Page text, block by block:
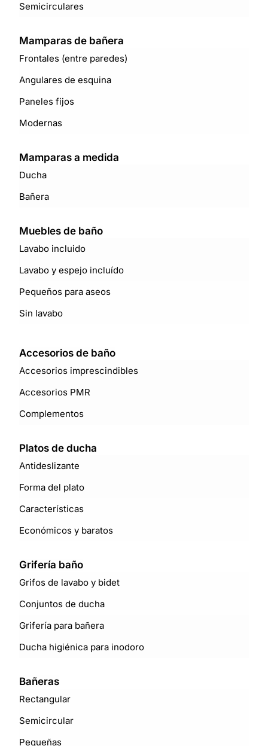
Semicirculares
Mamparas de bañera
Frontales (entre paredes)
Angulares de esquina
Paneles fijos
Modernas
Mamparas a medida
Ducha
Bañera
Muebles de baño
Lavabo incluido
Lavabo y espejo incluído
Pequeños para aseos
Sin lavabo
Accesorios de baño
Accesorios imprescindibles
Accesorios PMR
Complementos
Platos de ducha
Antideslizante
Forma del plato
Características
Económicos y baratos
Grifería baño
Grifos de lavabo y bidet
Conjuntos de ducha
Grifería para bañera
Ducha higiénica para inodoro
Bañeras
Rectangular
Semicircular
Pequeñas